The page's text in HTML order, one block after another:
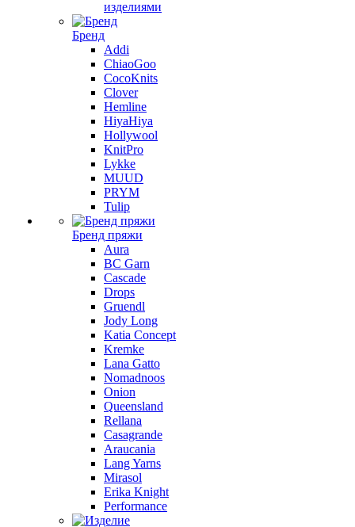
изделиями
Бренд
Addi
ChiaoGoo
CocoKnits
Clover
Hemline
HiyaHiya
Hollywool
KnitPro
Lykke
MUUD
PRYM
Tulip
Бренд пряжи
Aura
BC Garn
Cascade
Drops
Gruendl
Jody Long
Katia Concept
Kremke
Lana Gatto
Nomadnoos
Onion
Queensland
Rellana
Casagrande
Araucania
Lang Yarns
Mirasol
Erika Knight
Performance